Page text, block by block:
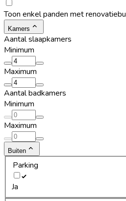
Toon enkel panden met
Kamers
Aantal slaapkamers
Minimum
Maximum
Aantal badkamers
Minimum
Maximum
Buiten
Parking
Ja